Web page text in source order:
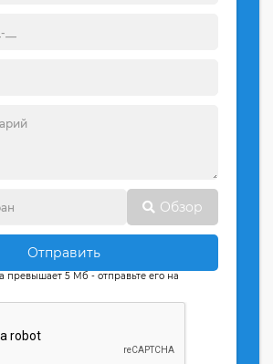
Обзор
Отправить
превышает 5 Мб - отправьте его на